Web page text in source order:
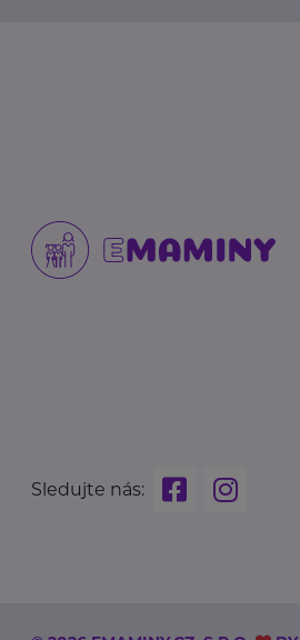
Sledujte nás: